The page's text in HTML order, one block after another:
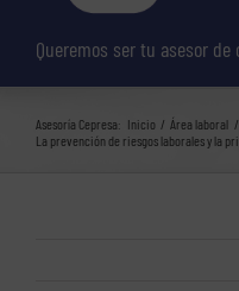
Queremos ser tu asesor de
Asesoría Cepresa: Inicio
Área laboral
La prevención de riesgos laborales y la